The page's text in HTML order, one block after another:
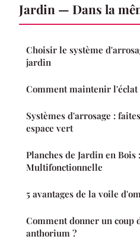
Jardin — Dans la
Choisir le système
jardin
Comment maintenir
Systèmes d'arrosage :
espace vert
Planches de Jardin en
Multifonctionnelle
5 avantages de la voile
Comment donner un coup
anthorium ?